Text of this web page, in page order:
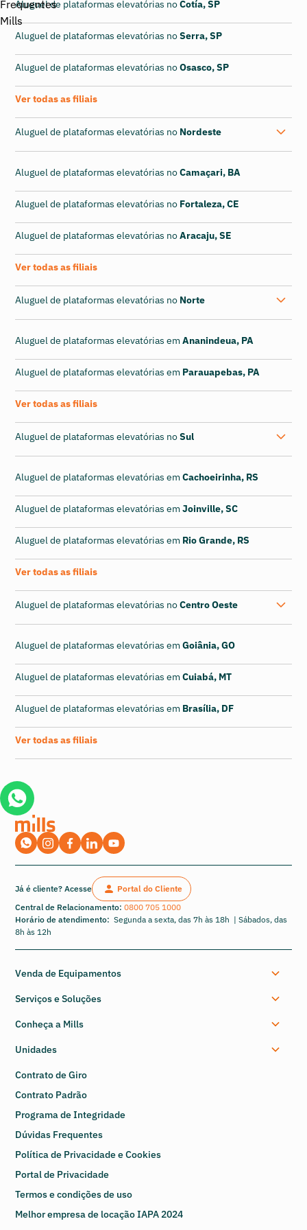
Aluguel de plataformas elevatórias noCotía, SP
Aluguel de plataformas elevatórias noSerra, SP
Aluguel de plataformas elevatórias noOsasco, SP
Ver todas as filiais
Aluguel de plataformas elevatórias no Nordeste
Aluguel de plataformas elevatórias noCamaçari, BA
Aluguel de plataformas elevatórias no Fortaleza, CE
Aluguel de plataformas elevatórias noAracaju, SE
Ver todas as filiais
Aluguel de plataformas elevatórias no Norte
Aluguel de plataformas elevatórias emAnanindeua, PA
Aluguel de plataformas elevatórias em Parauapebas, PA
Ver todas as filiais
Aluguel de plataformas elevatórias noSul
Aluguel de plataformas elevatórias emCachoeirinha, RS
Aluguel de plataformas elevatórias emJoinville, SC
Aluguel de plataformas elevatórias em Rio Grande, RS
Ver todas as filiais
Aluguel de plataformas elevatórias noCentro Oeste
Aluguel de plataformas elevatórias emGoiânia, GO
Aluguel de plataformas elevatórias emCuiabá, MT
Aluguel de plataformas elevatórias em Brasília, DF
Ver todas as filiais
Já é cliente? Acesse
Portal do Cliente
Central de Relacionamento:0800 705 1000
Horário de atendimento:Segunda a sexta, das 7h às 18h | Sábados, das
8h às 12h
Venda de Equipamentos
Serviços e Soluções
Conheça a Mills
Unidades
Contrato de Giro
Contrato Padrão
Programa de Integridade
Dúvidas Frequentes
Política de Privacidade e Cookies
Portal de Privacidade
Termos e condições de uso
Melhor empresa de locação IAPA 2024